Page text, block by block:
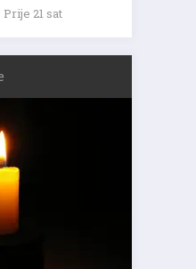
Prije 21 sat